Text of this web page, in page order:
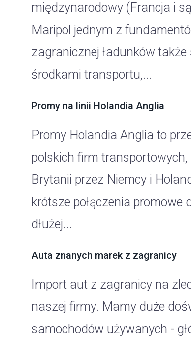
międzynarodowy (Francja i
Maripol jednym z
zagranicznej ładunków
środkami transportu,...
Promy na linii Holandia Anglia
Promy Holandia Anglia to
polskich firm
Brytanii przez Niemcy i
krótsze połączenia promowe
dłużej...
Auta znanych marek z zagranicy
Import aut z zagranicy na
naszej firmy. Mamy duże
samochodów używanych -